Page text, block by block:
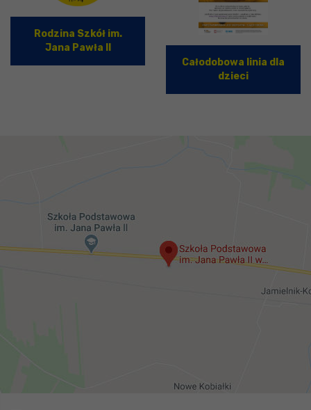
Rodzina Szkół im.
Jana Pawła II
Całodobowa linia dla
dzieci